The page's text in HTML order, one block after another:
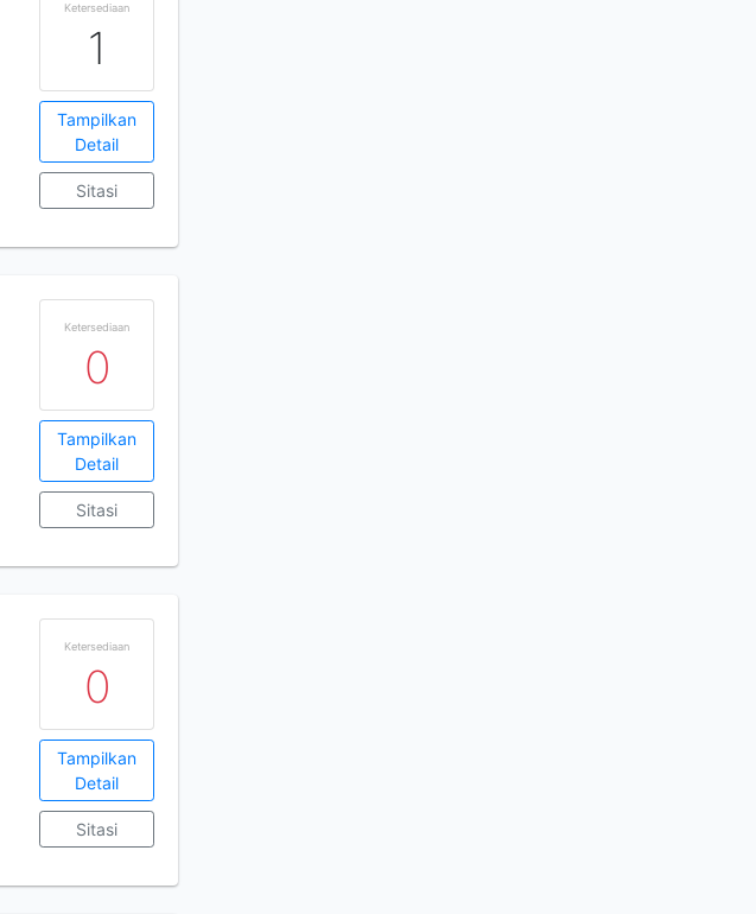
Ketersediaan
1
Tampilkan
Detail
Sitasi
Ketersediaan
0
Tampilkan
Detail
Sitasi
Ketersediaan
0
Tampilkan
Detail
Sitasi